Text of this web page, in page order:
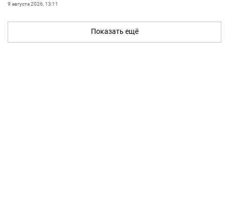
9 августа 2026, 13:11
Показать ещё